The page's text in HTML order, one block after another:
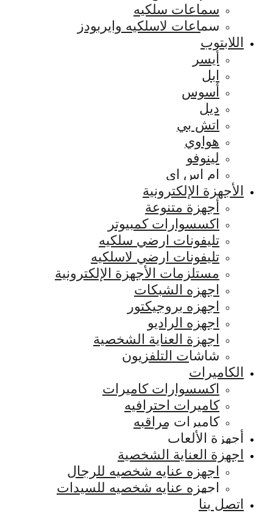
سماعات سلكيه
سماعات لاسلكيه وايربودز
اللابتوب
أيسر
ابل
أسوس
ديل
اتش بي
هواوي
لينوفو
ام اس اي
الأجهزة الإلكترونية
أجهزة متنوعة
اكسسوارات كمبيوتر
تليفونات ارضي سلكيه
تليفونات ارضي لاسلكيه
مستلزمات الأجهزة الإلكترونية
اجهزه الشبكات
اجهزه بروجيكتور
اجهزه الراديو
اجهزة العناية الشخصية
شاشات التلفزيون
الكاميرات
اكسسوارات كاميرات
كاميرات احترافيه
كاميرات مراقبه
أجهزة الألعاب
اجهزة العناية الشخصية
اجهزه عنايه شخصيه للرجال
اجهزه عنايه شخصيه للسيدات
اتصل بنا